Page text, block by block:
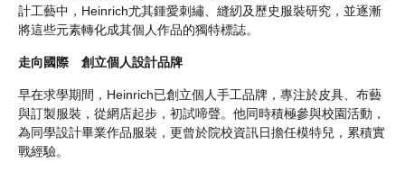
計工藝中，Heinrich尤其鍾愛刺繡、縫紉及歷史服裝研究，並逐漸
將這些元素轉化成其個人作品的獨特標誌。
走向國際 創立個人設計品牌
早在求學期間，Heinrich已創立個人手工品牌，專注於皮具、布藝
與訂製服裝，從網店起步，初試啼聲。他同時積極參與校園活動，
為同學設計畢業作品服裝，更曾於院校資訊日擔任模特兒，累積實
戰經驗。